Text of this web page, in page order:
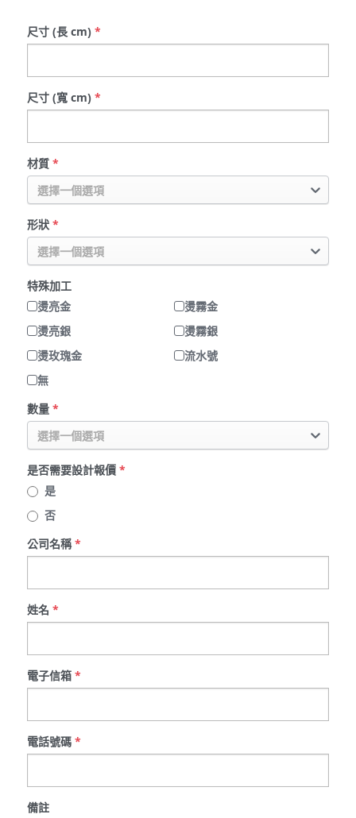
尺寸 (長 cm)*
尺寸 (寬 cm)*
材質*
選擇一個選項
形狀*
選擇一個選項
特殊加工
燙亮金
燙霧金
燙亮銀
燙霧銀
燙玫瑰金
流水號
無
數量*
選擇一個選項
是否需要設計報價*
是
否
公司名稱*
姓名 *
電子信箱*
電話號碼*
備註